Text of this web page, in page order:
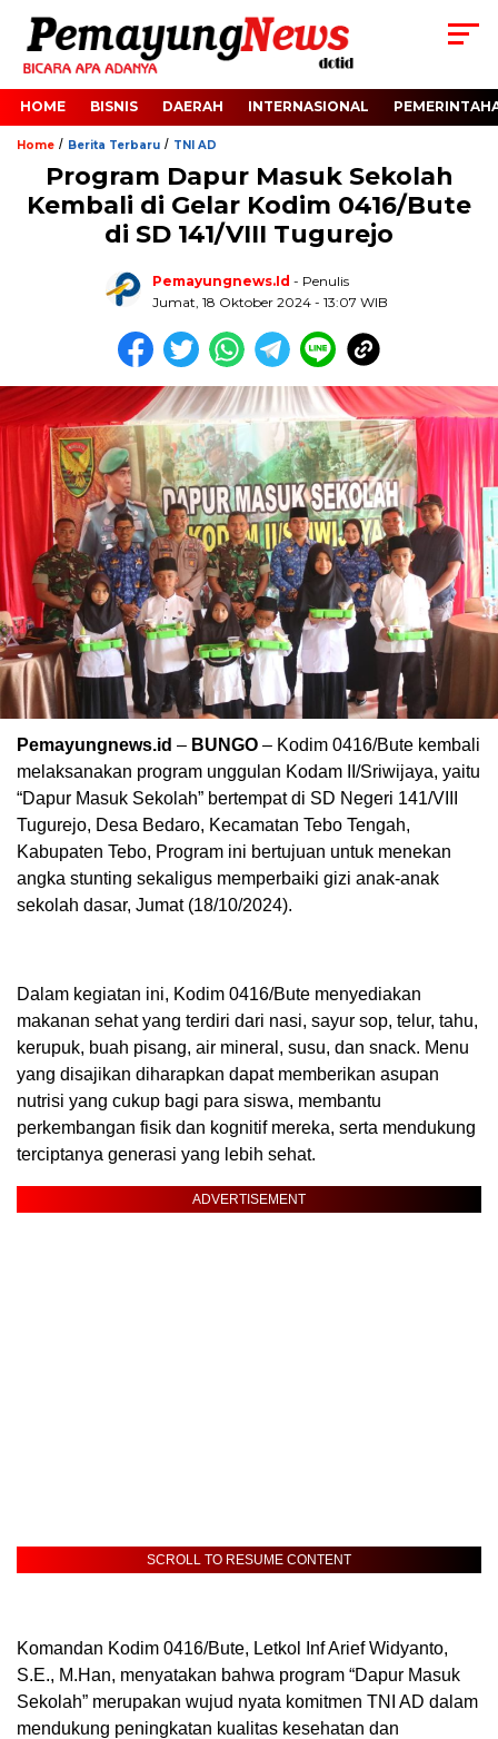
HOME BISNIS DAERAH INTERNASIONAL
Home / Berita Terbaru / TNI AD
Program Dapur Masuk Sekolah
Kembali di Gelar Kodim 0416/Bute
di SD 141/VIII Tugurejo
Pemayungnews.id - Penulis
Jumat, 18 Oktober 2024 - 13:07 WIB
Pemayungnews.id – BUNGO – Kodim 0416/Bute kembali
melaksanakan program unggulan Kodam II/Sriwijaya, yaitu
“Dapur Masuk Sekolah” bertempat di SD Negeri 141/VIII
Tugurejo, Desa Bedaro, Kecamatan Tebo Tengah,
Kabupaten Tebo, Program ini bertujuan untuk menekan
angka stunting sekaligus memperbaiki gizi anak-anak
sekolah dasar, Jumat (18/10/2024).
Dalam kegiatan ini, Kodim 0416/Bute menyediakan
makanan sehat yang terdiri dari nasi, sayur sop, telur, tahu,
kerupuk, buah pisang, air mineral, susu, dan snack. Menu
yang disajikan diharapkan dapat memberikan asupan
nutrisi yang cukup bagi para siswa, membantu
perkembangan fisik dan kognitif mereka, serta mendukung
terciptanya generasi yang lebih sehat.
ADVERTISEMENT
SCROLL TO RESUME CONTENT
Komandan Kodim 0416/Bute, Letkol Inf Arief Widyanto,
S.E., M.Han, menyatakan bahwa program “Dapur Masuk
Sekolah” merupakan wujud nyata komitmen TNI AD dalam
mendukung peningkatan kualitas kesehatan dan